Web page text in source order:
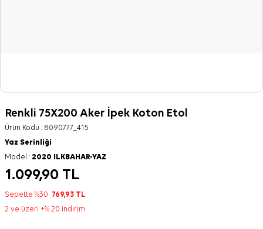
Renkli 75X200 Aker İpek Koton Etol
Ürün Kodu : 8090777_415
Yaz Serinliği
Model : 2020 ILKBAHAR-YAZ
1.099,90 TL
Sepette %30 769,93 TL
2 ve üzeri +% 20 indirim